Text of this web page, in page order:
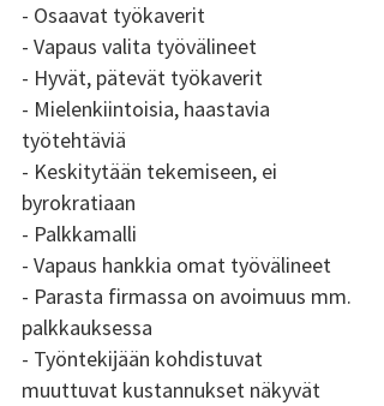
- Osaavat työkaverit
- Vapaus valita työvälineet
- Hyvät, pätevät työkaverit
- Mielenkiintoisia, haastavia
työtehtäviä
- Keskitytään tekemiseen, ei
byrokratiaan
- Palkkamalli
- Vapaus hankkia omat työvälineet
- Parasta firmassa on avoimuus mm.
palkkauksessa
- Työntekijään kohdistuvat
muuttuvat kustannukset näkyvät